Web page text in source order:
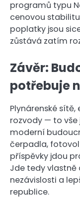
programů typu
cenovou
poplatky jsou
zůstává zatím
Závěr:
potřebuje
Plynárenské
rozvody — to vše
moderní
čerpadla,
příspěvky jdou
Jde tedy vlastně
nezávislosti a
republice.